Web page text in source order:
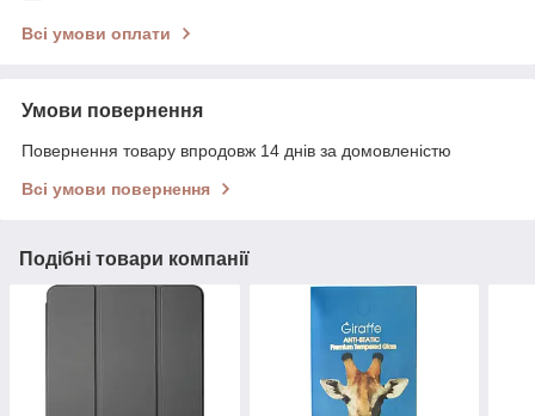
Всі умови оплати
Умови повернення
Повернення товару впродовж 14 днів за домовленістю
Всі умови повернення
Подібні товари компанії